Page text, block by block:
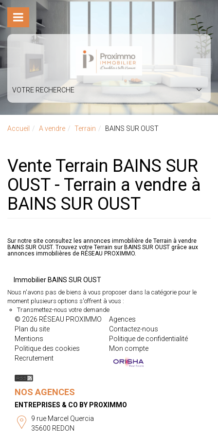
VOTRE RECHERCHE
Accueil A vendre Terrain BAINS SUR OUST
Vente Terrain BAINS SUR
OUST - Terrain a vendre à
BAINS SUR OUST
Sur notre site consultez les annonces immobilière de Terrain à vendre
BAINS SUR OUST. Trouvez votre Terrain sur BAINS SUR OUST grâce aux
annonces immobilières de RÉSEAU PROXIMMO.
Immobilier BAINS SUR OUST
Nous n'avons pas de biens à vous proposer dans la catégorie pour le
moment plusieurs options s'offrent à vous :
Transmettez-nous votre demande
© 2026 RÉSEAU PROXIMMO
Agences
Plan du site
Contactez-nous
Mentions
Politique de confidentialité
Politique des cookies
Mon compte
Recrutement
NOS AGENCES
ENTREPRISES & CO BY PROXIMMO
9 rue Marcel Quercia
35600 REDON